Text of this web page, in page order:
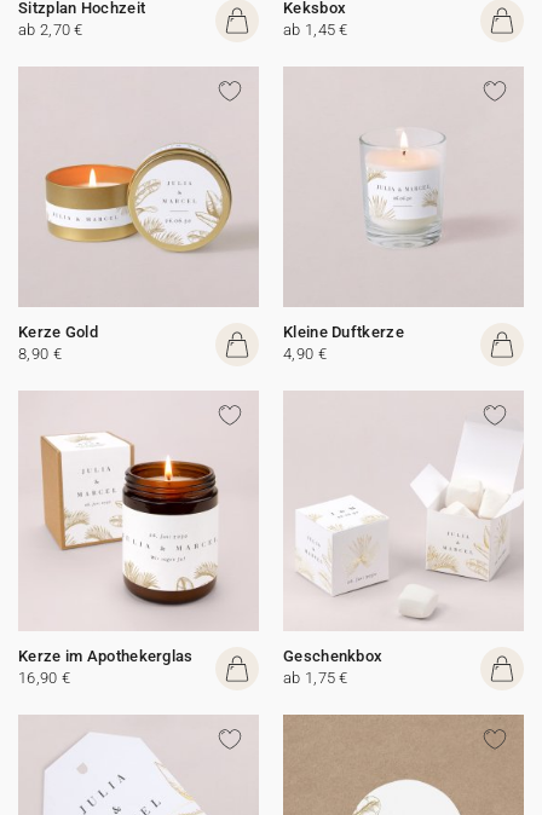
Sitzplan Hochzeit
ab 2,70 €
Keksbox
ab 1,45 €
Kerze Gold
8,90 €
Kleine Duftkerze
4,90 €
Kerze im Apothekerglas
16,90 €
Geschenkbox
ab 1,75 €